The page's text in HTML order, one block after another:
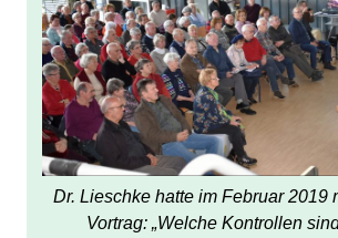
Dr. Lieschke hatte im Februar 2019
Vortrag: „Welche Kontrollen